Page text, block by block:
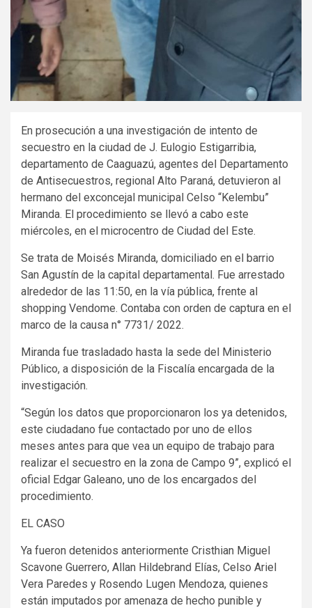
En prosecución a una investigación de intento de
secuestro en la ciudad de J. Eulogio Estigarribia,
departamento de Caaguazú, agentes del Departamento
de Antisecuestros, regional Alto Paraná, detuvieron al
hermano del exconcejal municipal Celso “Kelembu”
Miranda. El procedimiento se llevó a cabo este
miércoles, en el microcentro de Ciudad del Este.
Se trata de Moisés Miranda, domiciliado en el barrio
San Agustín de la capital departamental. Fue arrestado
alrededor de las 11:50, en la vía pública, frente al
shopping Vendome. Contaba con orden de captura en el
marco de la causa n° 7731/ 2022.
Miranda fue trasladado hasta la sede del Ministerio
Público, a disposición de la Fiscalía encargada de la
investigación.
“Según los datos que proporcionaron los ya detenidos,
este ciudadano fue contactado por uno de ellos
meses antes para que vea un equipo de trabajo para
realizar el secuestro en la zona de Campo 9”, explicó el
oficial Edgar Galeano, uno de los encargados del
procedimiento.
EL CASO
Ya fueron detenidos anteriormente Cristhian Miguel
Scavone Guerrero, Allan Hildebrand Elías, Celso Ariel
Vera Paredes y Rosendo Lugen Mendoza, quienes
están imputados por amenaza de hecho punible y